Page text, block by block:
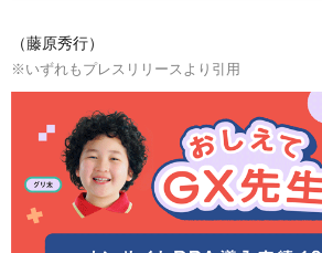
（藤原秀行）
※いずれもプレスリリースより引用